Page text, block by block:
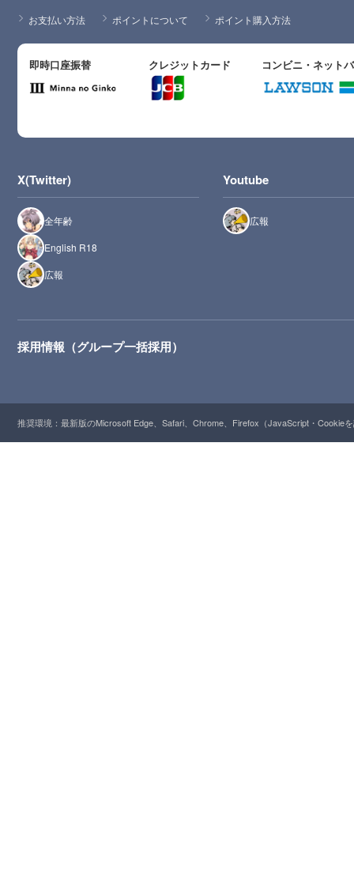
お支払い方法 ポイントについて ポイント購入方法
即時口座振替 クレジットカード コンビニ・ネット
X(Twitter)
全年齢
English R18
広報
Youtube
広報
採用情報（グループ一括採用）
推奨環境：最新版のMicrosoft Edge、Safari、Chrome、Firefox（JavaScript・Cookie